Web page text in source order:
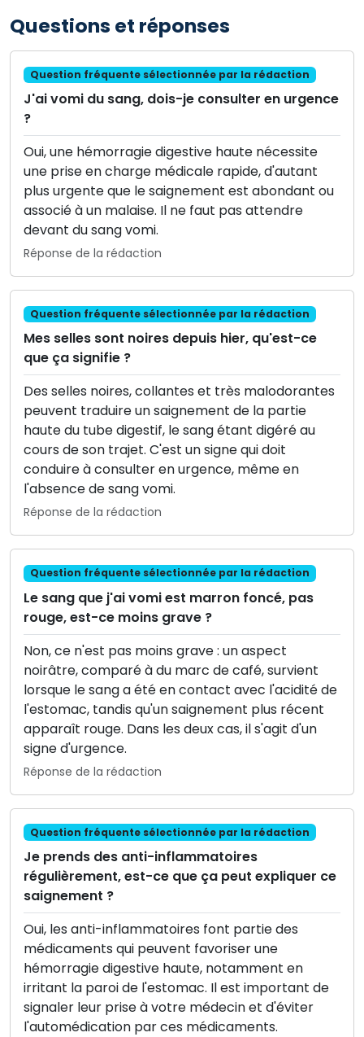
Questions et réponses
Question fréquente sélectionnée par la rédaction
J'ai vomi du sang, dois-je consulter en urgence
?
Oui, une hémorragie digestive haute nécessite
une prise en charge médicale rapide, d'autant
plus urgente que le saignement est abondant ou
associé à un malaise. Il ne faut pas attendre
devant du sang vomi.
Réponse de la rédaction
Question fréquente sélectionnée par la rédaction
Mes selles sont noires depuis hier, qu'est-ce
que ça signifie ?
Des selles noires, collantes et très malodorantes
peuvent traduire un saignement de la partie
haute du tube digestif, le sang étant digéré au
cours de son trajet. C'est un signe qui doit
conduire à consulter en urgence, même en
l'absence de sang vomi.
Réponse de la rédaction
Question fréquente sélectionnée par la rédaction
Le sang que j'ai vomi est marron foncé, pas
rouge, est-ce moins grave ?
Non, ce n'est pas moins grave : un aspect
noirâtre, comparé à du marc de café, survient
lorsque le sang a été en contact avec l'acidité de
l'estomac, tandis qu'un saignement plus récent
apparaît rouge. Dans les deux cas, il s'agit d'un
signe d'urgence.
Réponse de la rédaction
Question fréquente sélectionnée par la rédaction
Je prends des anti-inflammatoires
régulièrement, est-ce que ça peut expliquer ce
saignement ?
Oui, les anti-inflammatoires font partie des
médicaments qui peuvent favoriser une
hémorragie digestive haute, notamment en
irritant la paroi de l'estomac. Il est important de
signaler leur prise à votre médecin et d'éviter
l'automédication par ces médicaments.